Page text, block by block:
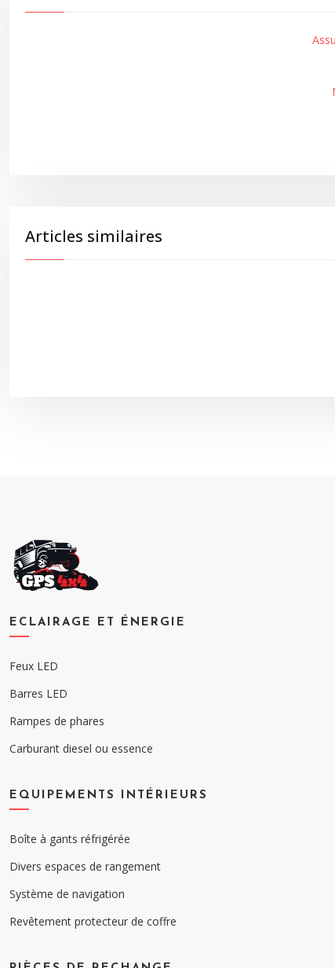
Articles similaires
ECLAIRAGE ET ÉNERGIE
Feux LED
Barres LED
Rampes de phares
Carburant diesel ou essence
EQUIPEMENTS INTÉRIEURS
Boîte à gants réfrigérée
Divers espaces de rangement
Système de navigation
Revêtement protecteur de coffre